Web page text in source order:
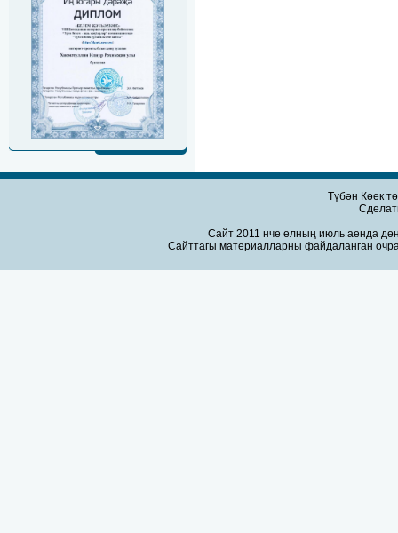
Түбән Көек
Сайт 2011 нче елның июль аенда
Сайттагы материалларны файдаланган